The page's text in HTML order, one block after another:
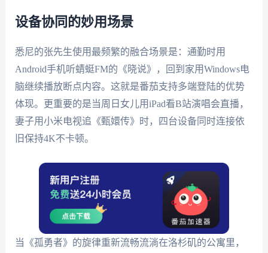
设备协同的妙用场景
悉尼的张先生使用最频繁的融合场景是：通勤时用
Android手机听蜻蜓FM的《晓说》，回到家用Windows电
脑继续播放断点内容。这就是番茄支持多端登陆的优势
体现。更重要的是当周日女儿用iPad看B站演唱会直播，
妻子用小米电视追《甄嬛传》时，四台设备同时连接依
旧保持4K不卡顿。
当《孤勇者》的旋律重新流畅流淌在洛杉矶的公寓里，